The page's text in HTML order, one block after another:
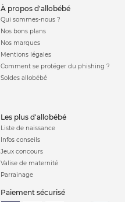
à propos d'allobébé
Qui sommes-nous ?
Nos bons plans
Nos marques
Mentions légales
Comment se protéger du phishing ?
Soldes allobébé
les plus d'allobébé
Liste de naissance
Infos conseils
Jeux concours
Valise de maternité
Parrainage
Paiement sécurisé